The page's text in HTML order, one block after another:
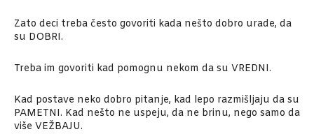
Zato deci treba često govoriti kada nešto dobro urade, da
su DOBRI.
Treba im govoriti kad pomognu nekom da su VREDNI.
Kad postave neko dobro pitanje, kad lepo razmišljaju da su
PAMETNI. Kad nešto ne uspeju, da ne brinu, nego samo da
više VEŽBAJU.